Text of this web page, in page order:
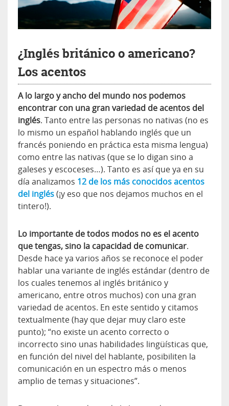
¿Inglés británico o americano?
Los acentos
A lo largo y ancho del mundo nos podemos
encontrar con una gran variedad de acentos del
inglés. Tanto entre las personas no nativas (no es
lo mismo un español hablando inglés que un
francés poniendo en práctica esta misma lengua)
como entre las nativas (que se lo digan sino a
galeses y escoceses…). Tanto es así que ya en su
día analizamos 12 de los más conocidos acentos
del inglés(¡y eso que nos dejamos muchos en el
tintero!).
Lo importante de todos modos no es el acento
que tengas, sino la capacidad de comunicar.
Desde hace ya varios años se reconoce el poder
hablar una variante de inglés estándar (dentro de
los cuales tenemos al inglés británico y
americano, entre otros muchos) con una gran
variedad de acentos. En este sentido y citamos
textualmente (hay que dejar muy claro este
punto); “no existe un acento correcto o
incorrecto sino unas habilidades lingüísticas que,
en función del nivel del hablante, posibiliten la
comunicación en un espectro más o menos
amplio de temas y situaciones”.